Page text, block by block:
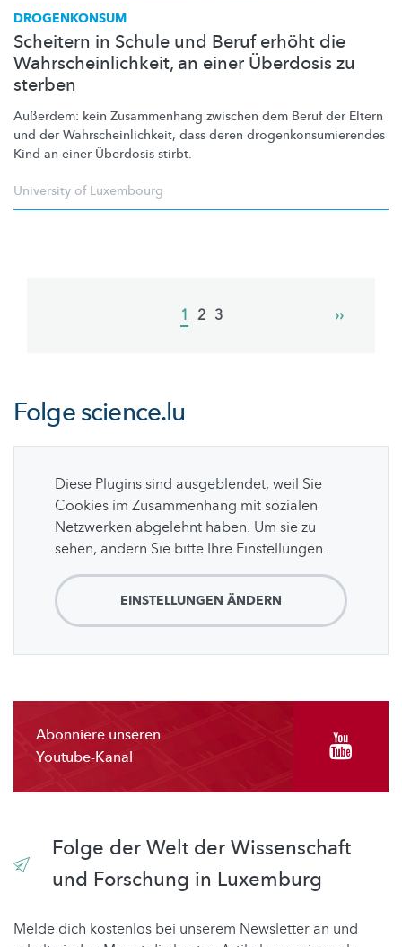
DROGENKONSUM
Scheitern in Schule und Beruf erhöht die
Wahrscheinlichkeit, an einer Überdosis zu
sterben
Außerdem: kein Zusammenhang zwischen dem Beruf der Eltern
und der Wahrscheinlichkeit, dass deren drogenkonsumierendes
Kind an einer Überdosis stirbt.
University of Luxembourg
Current
1 Page
2 Page
3
Next
››
Folgescience.lu
Diese Plugins sind ausgeblendet, weil Sie
Cookies im Zusammenhang mit sozialen
Netzwerken abgelehnt haben. Um sie zu
sehen, ändern Sie bitte Ihre Einstellungen.
EINSTELLUNGEN ÄNDERN
Abonniere unseren
Youtube-Kanal
Folge der Welt der Wissenschaft
und Forschung in Luxemburg
Melde dich kostenlos bei unserem Newsletter an und